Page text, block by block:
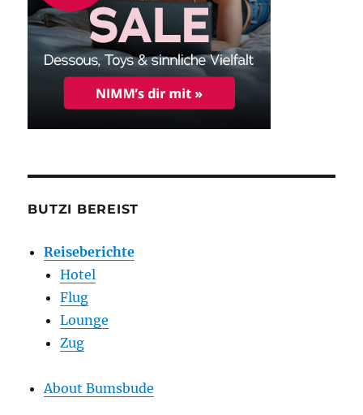
BUTZI BEREIST
Reiseberichte
Hotel
Flug
Lounge
Zug
About Bumsbude